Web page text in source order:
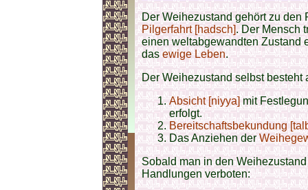
Der Weihezustand gehört zu den
Pilgerfahrt [hadsch]. Der Mensch
einen weltabgewandten Zustand
dasewige Leben.
Der Weihezustand selbst besteht
Absicht [niyya]mit
erfolgt.
Bereitschaftsbekundung
Das Anziehen der
Sobald man in den
Handlungen verboten: